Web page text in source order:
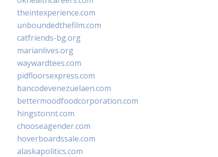
theintexperience.com
unboundedthefilm.com
catfriends-bg.org
marianlives.org
waywardtees.com
pidfloorsexpress.com
bancodevenezuelaen.com
bettermoodfoodcorporation.com
hingstonnt.com
chooseagender.com
hoverboardssale.com
alaskapolitics.com